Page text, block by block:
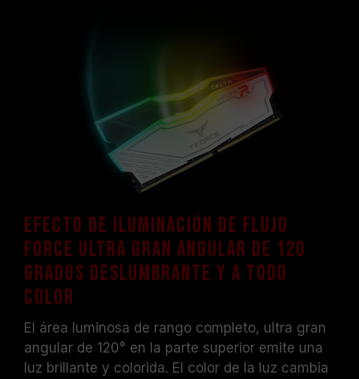
compatibles con XMP 2.0; de lo contrario, la
memoria podría no operar a la velocidad
Los módulos de memoria TEAMGROUP han
sido sometidos a pruebas bajo condiciones
de voltaje estándar. Para problemas
relacionados con el procesador o la tarjeta
del fabricante correspondiente.
Efecto de iluminación de Flujo
Force ultra gran angular de 120
grados deslumbrante y a todo
color
El área luminosa de rango completo, ultra gran
angular de 120° en la parte superior emite una
luz brillante y colorida. El color de la luz cambia